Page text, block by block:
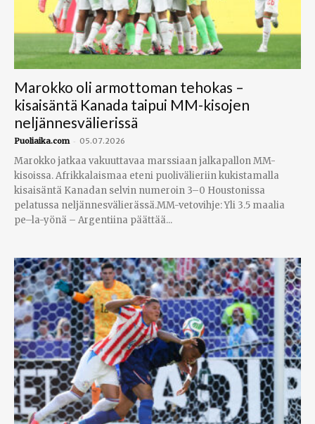
Marokko oli armottoman tehokas –
kisaisäntä Kanada taipui MM-kisojen
neljännesvälierissä
Puoliaika.com - 05.07.2026
Marokko jatkaa vakuuttavaa marssiaan jalkapallon MM-
kisoissa. Afrikkalaismaa eteni puolivälieriin kukistamalla
kisaisäntä Kanadan selvin numeroin 3–0 Houstonissa
pelatussa neljännesvälierässä.MM-vetovihje: Yli 3.5 maalia
pe–la-yönä – Argentiina päättää...